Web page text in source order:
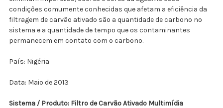
condições comumente conhecidas que afetam a eficiência da
filtragem de carvão ativado são a quantidade de carbono no
sistema e a quantidade de tempo que os contaminantes
permanecem em contato com o carbono.
País: Nigéria
Data: Maio de 2013
Sistema / Produto: Filtro de Carvão Ativado Multimídia